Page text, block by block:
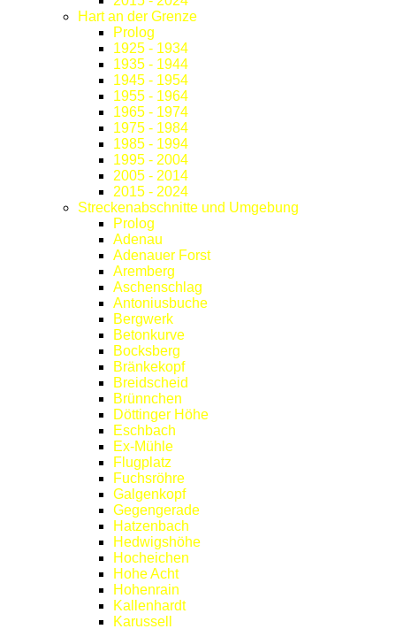
Hart an der Grenze
Prolog
1925 - 1934
1935 - 1944
1945 - 1954
1955 - 1964
1965 - 1974
1975 - 1984
1985 - 1994
1995 - 2004
2005 - 2014
2015 - 2024
Streckenabschnitte und Umgebung
Prolog
Adenau
Adenauer Forst
Aremberg
Aschenschlag
Antoniusbuche
Bergwerk
Betonkurve
Bocksberg
Bränkekopf
Breidscheid
Brünnchen
Döttinger Höhe
Eschbach
Ex-Mühle
Flugplatz
Fuchsröhre
Galgenkopf
Gegengerade
Hatzenbach
Hedwigshöhe
Hocheichen
Hohe Acht
Hohenrain
Kallenhardt
Karussell